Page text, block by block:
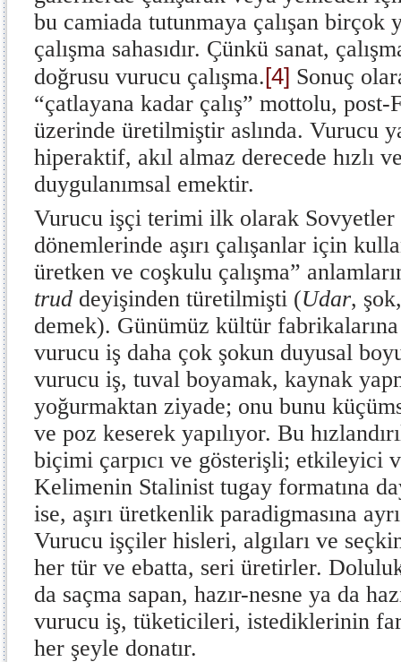
bu camiada tutunmaya çalışan
çalışma sahasıdır. Çünkü sanat,
doğrusu vurucu çalışma.[4] Sonuç
“çatlayana kadar çalış” mottolu, post-
üzerinde üretilmiştir aslında. Vurucu
hiperaktif, akıl almaz derecede hızlı
duygulanımsal emektir.
Vurucu işçi terimi ilk olarak
dönemlerinde aşırı çalışanlar için
üretken ve coşkulu çalışma”
trud deyişinden türetilmişti (Udar,
demek). Günümüz kültür fabrikalarına
vurucu iş daha çok şokun duyusal
vurucu iş, tuval boyamak, kaynak
yoğurmaktan ziyade; onu bunu
ve poz keserek yapılıyor. Bu
biçimi çarpıcı ve gösterişli; etkileyici
Kelimenin Stalinist tugay formatına
ise, aşırı üretkenlik paradigmasına
Vurucu işçiler hisleri, algıları ve
her tür ve ebatta, seri üretirler.
da saçma sapan, hazır-nesne ya da
vurucu iş, tüketicileri, istediklerinin
her şeyle donatır.